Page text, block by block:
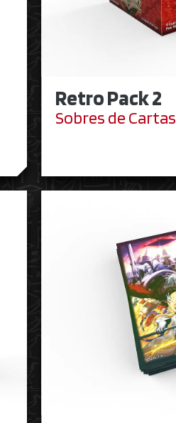
Retro Pack 2
Sobres de Cartas